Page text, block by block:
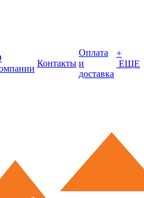
Контакты
Оплата
и
доставка
+
ЕЩЕ